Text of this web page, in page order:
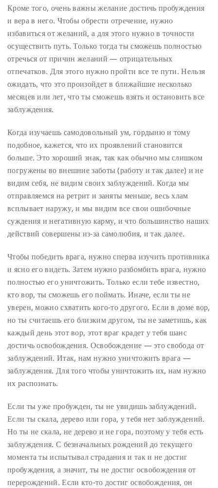
Кроме того, очень важны желание достичь пробуждения
и вера в него. Чтобы обрести отречение, нужно
избавиться от желаний, а для этого нужно в точности
осуществить путь. Только тогда ты сможешь полностью
отречься от причин желаний — отрицательных
отпечатков. Для этого нужно пройти все те пути. Нельзя
ожидать, что это произойдет в ближайшие несколько
месяцев или лет, что ты сможешь взять и остановить все
заблуждения.
Когда изучаешь самодовольный ум, гордыню и тому
подобное, кажется, что их проявлений становится
больше. Это хороший знак, так как обычно мы слишком
погружены во внешние заботы (работу и так далее) и не
видим себя, не видим своих заблуждений. Когда мы
отправляемся на ретрит и заняты меньше, весь хлам
всплывает наружу, и мы видим все свои ошибочные
суждения и негативную карму, и что большинство наших
действий совершены из-за самолюбия, и так далее.
Чтобы победить врага, нужно сперва изучить противника
и ясно его видеть. Затем нужно разбомбить врага, нужно
полностью его уничтожить. Только если тебе известно,
кто вор, ты сможешь его поймать. Иначе, если ты не
уверен, можно схватить кого-то другого. Если в доме вор,
но ты считаешь его близким другом, ты не заметишь, как
каждый день этот вор, этот враг крадет у тебя шанс
достичь освобождения. Освобождение — это свобода от
заблуждений. Итак, нам нужно уничтожить врага —
заблуждения. Для того чтобы уничтожить их, нам нужно
их распознать.
Если ты уже пробужден, ты не увидишь заблуждений.
Если ты скала, дерево или гора, у тебя нет заблуждений.
Но ты не скала, не дерево и не гора, поэтому у тебя есть
заблуждения. С безначальных рождений до текущего
момента ты испытывал страдания и так и не достиг
пробуждения, а значит, ты не достиг освобождения от
перерождений. Если кто-то достиг освобождения, он